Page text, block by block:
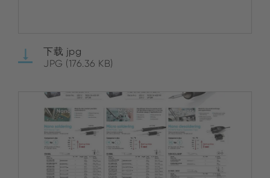
下载 jpg
JPG (176.36 KB)